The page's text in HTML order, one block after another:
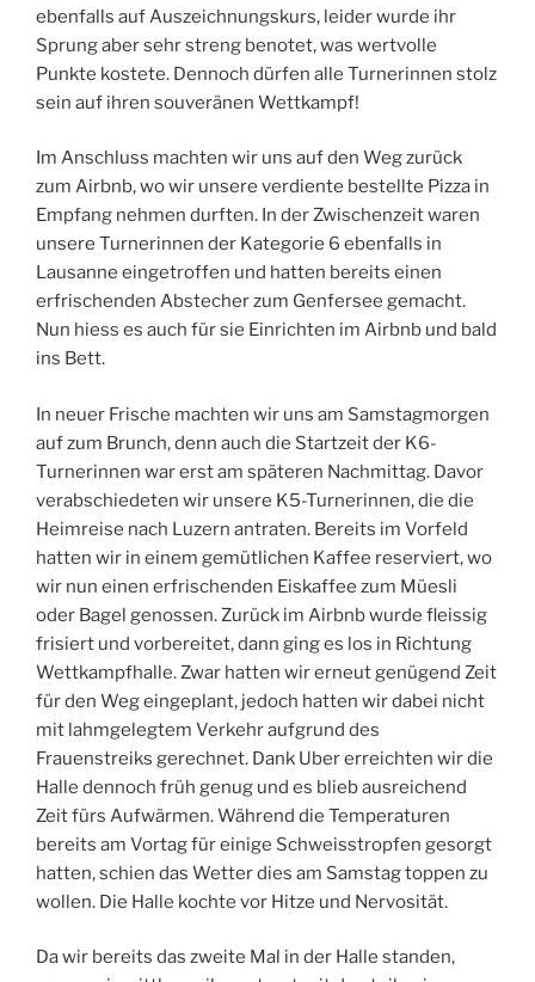
ebenfalls auf Auszeichnungskurs, leider wurde ihr
Sprung aber sehr streng benotet, was wertvolle
Punkte kostete. Dennoch dürfen alle Turnerinnen stolz
sein auf ihren souveränen Wettkampf!
Im Anschluss machten wir uns auf den Weg zurück
zum Airbnb, wo wir unsere verdiente bestellte Pizza in
Empfang nehmen durften. In der Zwischenzeit waren
unsere Turnerinnen der Kategorie 6 ebenfalls in
Lausanne eingetroffen und hatten bereits einen
erfrischenden Abstecher zum Genfersee gemacht.
Nun hiess es auch für sie Einrichten im Airbnb und bald
ins Bett.
In neuer Frische machten wir uns am Samstagmorgen
auf zum Brunch, denn auch die Startzeit der K6-
Turnerinnen war erst am späteren Nachmittag. Davor
verabschiedeten wir unsere K5-Turnerinnen, die die
Heimreise nach Luzern antraten. Bereits im Vorfeld
hatten wir in einem gemütlichen Kaffee reserviert, wo
wir nun einen erfrischenden Eiskaffee zum Müesli
oder Bagel genossen. Zurück im Airbnb wurde fleissig
frisiert und vorbereitet, dann ging es los in Richtung
Wettkampfhalle. Zwar hatten wir erneut genügend Zeit
für den Weg eingeplant, jedoch hatten wir dabei nicht
mit lahmgelegtem Verkehr aufgrund des
Frauenstreiks gerechnet. Dank Uber erreichten wir die
Halle dennoch früh genug und es blieb ausreichend
Zeit fürs Aufwärmen. Während die Temperaturen
bereits am Vortag für einige Schweisstropfen gesorgt
hatten, schien das Wetter dies am Samstag toppen zu
wollen. Die Halle kochte vor Hitze und Nervosität.
Da wir bereits das zweite Mal in der Halle standen,